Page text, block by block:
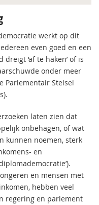
werkt op dit
even goed en een
‘af te haken’ of is
onder meer
Parlementair Stelsel
laten zien dat
onbehagen, of wat
kunnen noemen, sterk
en
en mensen met
hebben veel
regering en parlement